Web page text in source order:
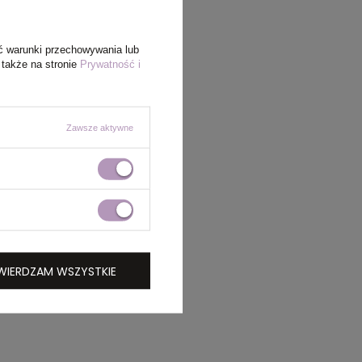
warunki przechowywania lub
na stronie Prywatność i
Zawsze aktywne
WSZYSTKIE